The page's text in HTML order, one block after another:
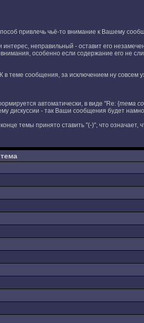
привлечь чьё-то внимание к Вашему
неправильный - оставит его
особенно если содержание его не
сообщения, за исключением ну совсем
автоматически, в виде "Re: {тема
дискуссии - так Ваши сообщения будет
темы принято ставить "(-)", что